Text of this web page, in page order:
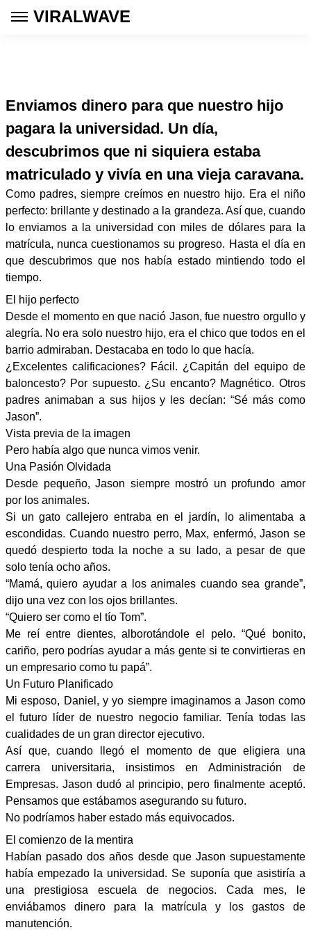
VIRALWAVE
Enviamos dinero para que nuestro hijo
pagara la universidad. Un día,
descubrimos que ni siquiera estaba
matriculado y vivía en una vieja caravana.
Como padres, siempre creímos en nuestro hijo. Era el niño
perfecto: brillante y destinado a la grandeza. Así que, cuando
lo enviamos a la universidad con miles de dólares para la
matrícula, nunca cuestionamos su progreso. Hasta el día en
que descubrimos que nos había estado mintiendo todo el
tiempo.
El hijo perfecto
Desde el momento en que nació Jason, fue nuestro orgullo y
alegría. No era solo nuestro hijo, era el chico que todos en el
barrio admiraban. Destacaba en todo lo que hacía.
¿Excelentes calificaciones? Fácil. ¿Capitán del equipo de
baloncesto? Por supuesto. ¿Su encanto? Magnético. Otros
padres animaban a sus hijos y les decían: “Sé más como
Jason”.
Vista previa de la imagen
Pero había algo que nunca vimos venir.
Una Pasión Olvidada
Desde pequeño, Jason siempre mostró un profundo amor
por los animales.
Si un gato callejero entraba en el jardín, lo alimentaba a
escondidas. Cuando nuestro perro, Max, enfermó, Jason se
quedó despierto toda la noche a su lado, a pesar de que
solo tenía ocho años.
“Mamá, quiero ayudar a los animales cuando sea grande”,
dijo una vez con los ojos brillantes.
“Quiero ser como el tío Tom”.
Me reí entre dientes, alborotándole el pelo. “Qué bonito,
cariño, pero podrías ayudar a más gente si te convirtieras en
un empresario como tu papá”.
Un Futuro Planificado
Mi esposo, Daniel, y yo siempre imaginamos a Jason como
el futuro líder de nuestro negocio familiar. Tenía todas las
cualidades de un gran director ejecutivo.
Así que, cuando llegó el momento de que eligiera una
carrera universitaria, insistimos en Administración de
Empresas. Jason dudó al principio, pero finalmente aceptó.
Pensamos que estábamos asegurando su futuro.
No podríamos haber estado más equivocados.
El comienzo de la mentira
Habían pasado dos años desde que Jason supuestamente
había empezado la universidad. Se suponía que asistiría a
una prestigiosa escuela de negocios. Cada mes, le
enviábamos dinero para la matrícula y los gastos de
manutención.